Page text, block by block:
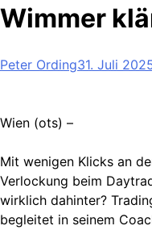
Wimmer
Peter Ording31. Juli
Wien (ots) –
Mit wenigen Klicks an
Verlockung beim
wirklich dahinter?
begleitet in seinem